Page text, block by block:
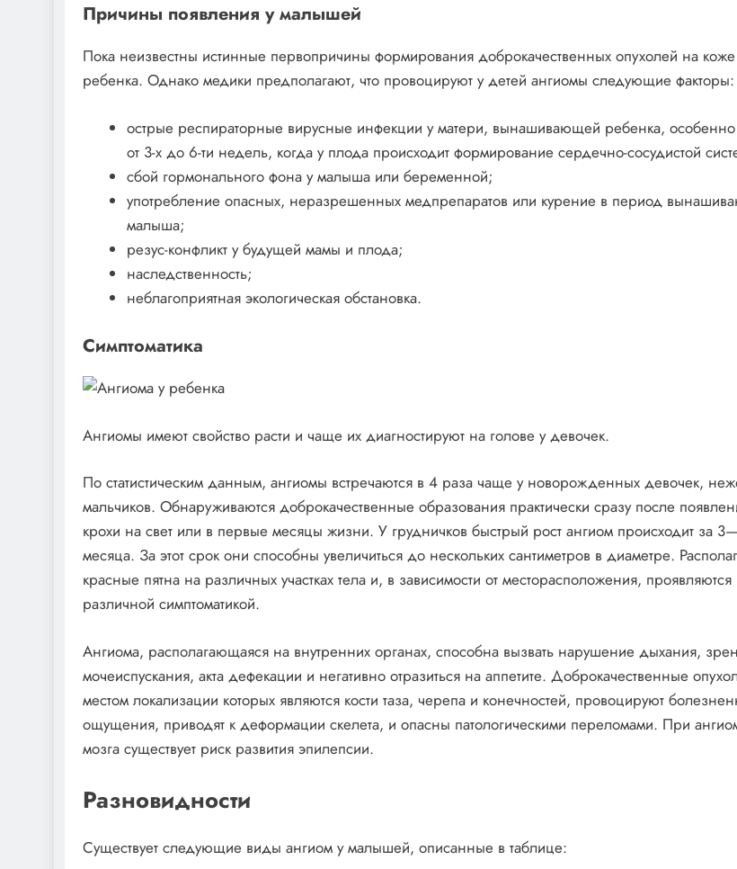
Причины появления у малышей
Пока неизвестны истинные первопричины формирования доброкачественных опухолей на коже
ребенка. Однако медики предполагают, что провоцируют у детей ангиомы следующие факторы:
острые респираторные вирусные инфекции у матери, вынашивающей ребенка,
от 3-х до 6-ти недель, когда у плода происходит формирование сердечно-сосудистой
сбой гормонального фона у малыша или беременной;
употребление опасных, неразрешенных медпрепаратов или курение в период
малыша;
резус-конфликт у будущей мамы и плода;
наследственность;
неблагоприятная экологическая обстановка.
Симптоматика
Ангиомы имеют свойство расти и чаще их диагностируют на голове у девочек.
По статистическим данным, ангиомы встречаются в 4 раза чаще у новорожденных девочек,
мальчиков. Обнаруживаются доброкачественные образования практически сразу после
крохи на свет или в первые месяцы жизни. У грудничков быстрый рост ангиом происходит за
месяца. За этот срок они способны увеличиться до нескольких сантиметров в диаметре.
красные пятна на различных участках тела и, в зависимости от месторасположения, проявляются
различной симптоматикой.
Ангиома, располагающаяся на внутренних органах, способна вызвать нарушение дыхания,
мочеиспускания, акта дефекации и негативно отразиться на аппетите. Доброкачественные
местом локализации которых являются кости таза, черепа и конечностей, провоцируют
ощущения, приводят к деформации скелета, и опасны патологическими переломами. При
мозга существует риск развития эпилепсии.
Разновидности
Существует следующие виды ангиом у малышей, описанные в таблице: